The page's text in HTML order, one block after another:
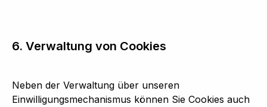
6. Verwaltung von Cookies
Neben der Verwaltung über unseren
Einwilligungsmechanismus können Sie Cookies auch